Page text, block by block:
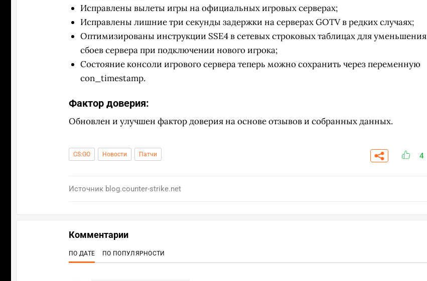
Исправлены ​вылеты игры на официальных игровых серверах;
Исправлены лишние три секунды задержки на серверах GOTV в редких случаях;
Оптимизированы инструкции SSE4 в сетевых строковых таблицах для уменьшения
сбоев сервера при подключении нового игрока;
Состояние консоли игрового сервера теперь можно сохранить через переменную
con_timestamp.
Фактор доверия:
Обновлен и улучшен фактор доверия на основе отзывов и собранных данных.
CS:GO Новости Патчи 4
Источник blog.counter-strike.net
СКАЧАТЬ НА
Комментарии
ПО ДАТЕ ПО ПОПУЛЯРНОСТИ